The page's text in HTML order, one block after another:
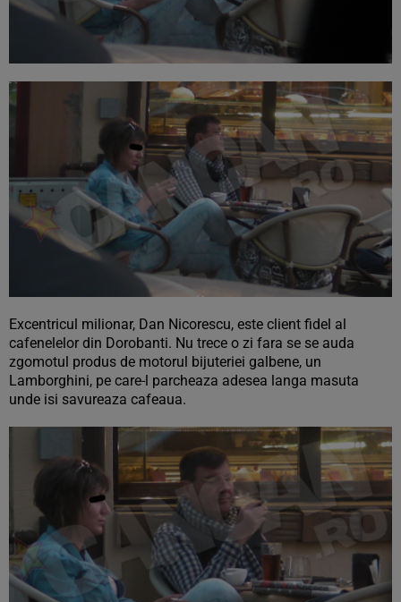
Excentricul milionar, Dan Nicorescu, este client fidel al
cafenelelor din Dorobanti. Nu trece o zi fara se se auda
zgomotul produs de motorul bijuteriei galbene, un
Lamborghini, pe care-l parcheaza adesea langa masuta
unde isi savureaza cafeaua.